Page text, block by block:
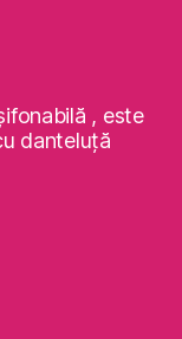
, este
danteluţă